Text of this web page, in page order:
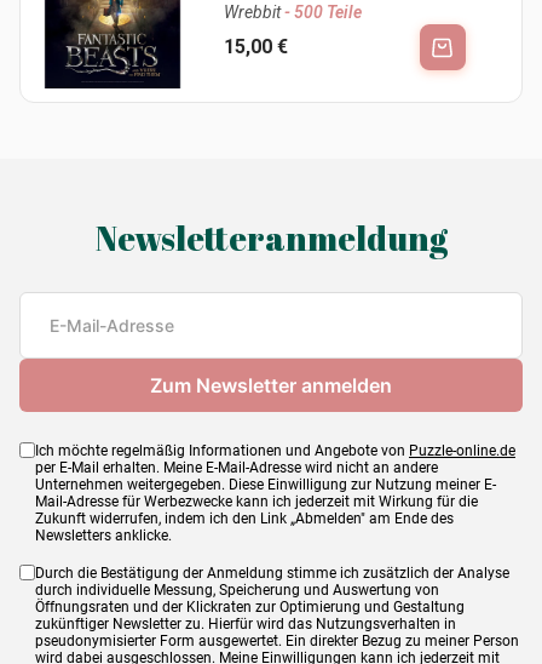
Wrebbit- 500 Teile
15,00 €
Newsletteranmeldung
Ich möchte regelmäßig Informationen und Angebote von Puzzle-online.de
per E-Mail erhalten. Meine E-Mail-Adresse wird nicht an andere
Unternehmen weitergegeben. Diese Einwilligung zur Nutzung meiner E-
Mail-Adresse für Werbezwecke kann ich jederzeit mit Wirkung für die
Zukunft widerrufen, indem ich den Link „Abmelden" am Ende des
Newsletters anklicke.
Durch die Bestätigung der Anmeldung stimme ich zusätzlich der Analyse
durch individuelle Messung, Speicherung und Auswertung von
Öffnungsraten und der Klickraten zur Optimierung und Gestaltung
zukünftiger Newsletter zu. Hierfür wird das Nutzungsverhalten in
pseudonymisierter Form ausgewertet. Ein direkter Bezug zu meiner Person
wird dabei ausgeschlossen. Meine Einwilligungen kann ich jederzeit mit